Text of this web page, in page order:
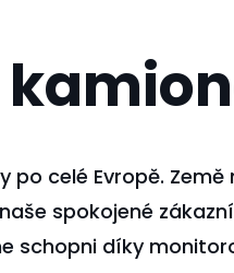
celé Evropě.
spokojené
schopni díky